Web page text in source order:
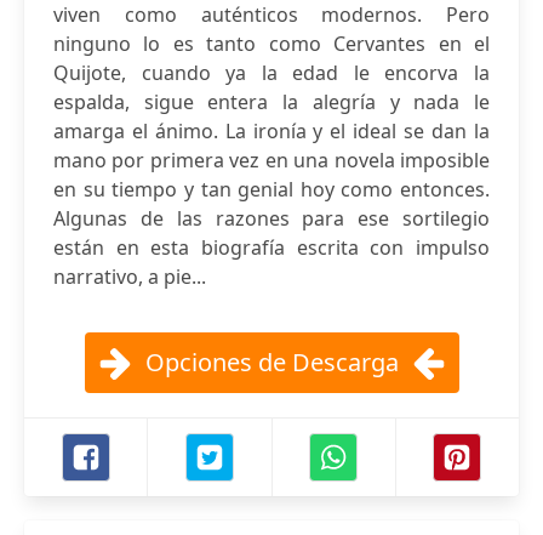
viven como auténticos modernos. Pero
ninguno lo es tanto como Cervantes en el
Quijote, cuando ya la edad le encorva la
espalda, sigue entera la alegría y nada le
amarga el ánimo. La ironía y el ideal se dan la
mano por primera vez en una novela imposible
en su tiempo y tan genial hoy como entonces.
Algunas de las razones para ese sortilegio
están en esta biografía escrita con impulso
narrativo, a pie...
Opciones de Descarga